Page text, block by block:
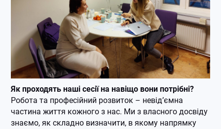
Як проходять наші сесії на навіщо вони потрібні?
Робота та професійний розвиток – невід’ємна
частина життя кожного з нас. Ми з власного досвіду
знаємо, як складно визначити, в якому напрямку